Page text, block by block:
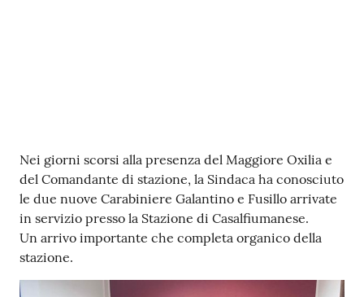
Contenuto
Nei giorni scorsi alla presenza del Maggiore Oxilia e
del Comandante di stazione, la Sindaca ha conosciuto
le due nuove Carabiniere Galantino e Fusillo arrivate
in servizio presso la Stazione di Casalfiumanese.
Un arrivo importante che completa organico della
stazione.